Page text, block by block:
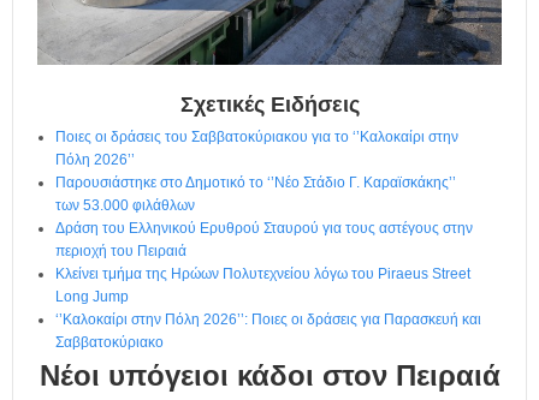
Σχετικές Ειδήσεις
Ποιες οι δράσεις του Σαββατοκύριακου για το ‘’Καλοκαίρι στην
Πόλη 2026’’
Παρουσιάστηκε στο Δημοτικό το ‘’Νέο Στάδιο Γ. Καραϊσκάκης’’
των 53.000 φιλάθλων
Δράση του Ελληνικού Ερυθρού Σταυρού για τους αστέγους στην
περιοχή του Πειραιά
Κλείνει τμήμα της Ηρώων Πολυτεχνείου λόγω του Piraeus Street
Long Jump
‘’Καλοκαίρι στην Πόλη 2026’’: Ποιες οι δράσεις για Παρασκευή και
Σαββατοκύριακο
Νέοι υπόγειοι κάδοι στον Πειραιά